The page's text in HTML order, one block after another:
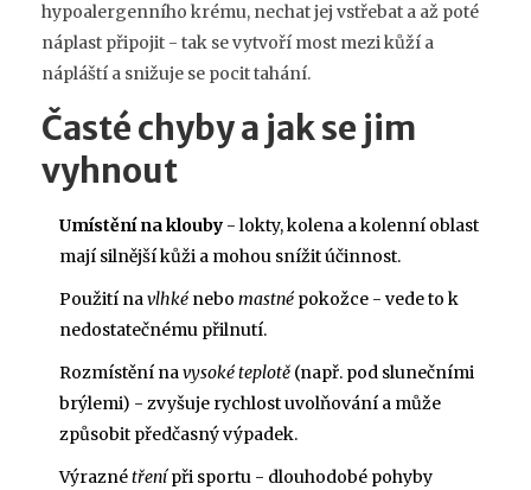
hypoalergenního krému, nechat jej vstřebat a až poté
náplast připojit - tak se vytvoří most mezi kůží a
nápláští a snižuje se pocit tahání.
Časté chyby a jak se jim
vyhnout
Umístění na klouby - lokty, kolena a kolenní oblast
mají silnější kůži a mohou snížit účinnost.
Použití navlhké nebo mastné pokožce - vede to k
nedostatečnému přilnutí.
Rozmístění navysoké teplotě (např. pod slunečními
brýlemi) - zvyšuje rychlost uvolňování a může
způsobit předčasný výpadek.
Výraznétřenípři sportu - dlouhodobé pohyby